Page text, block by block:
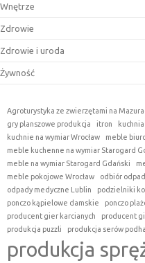
Wnętrze
Zdrowie
Zdrowie i uroda
Żywność
Agroturystyka ze zwierzętami na
gry planszowe produkcja
itron
kuchnie na wymiar Wrocław
meble
meble kuchenne na wymiar Starogard
meble na wymiar Starogard Gdański
meble pokojowe Wrocław
odbiór
odpady medyczne Lublin
podzielniki
ponczo kąpielowe damskie
ponczo
producent gier karcianych
producent
produkcja puzzli
produkcja serów
produkcja